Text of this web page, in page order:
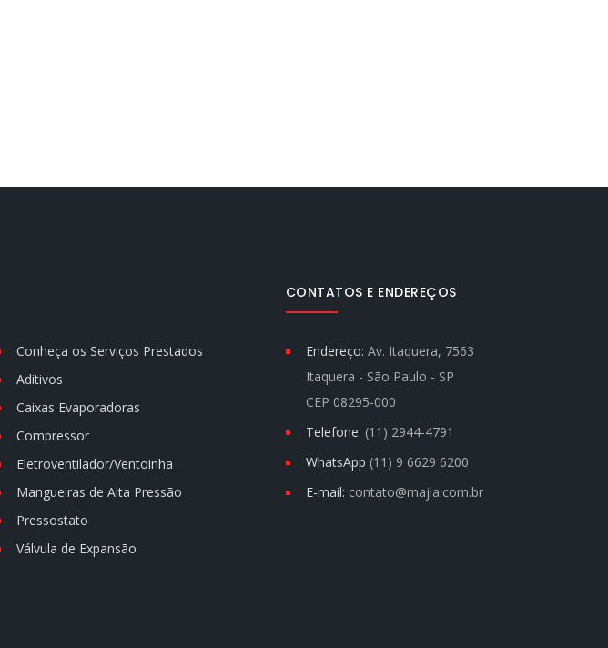
Conheça os Serviços Prestados
Aditivos
Caixas Evaporadoras
Compressor
Eletroventilador/Ventoinha
Mangueiras de Alta Pressão
Pressostato
Válvula de Expansão
CONTATOS E ENDEREÇOS
Endereço: Av. Itaquera, 7563
Itaquera - São Paulo - SP
CEP 08295-000
Telefone: (11) 2944-4791
WhatsApp (11) 9 6629 6200
E-mail: contato@majla.com.br